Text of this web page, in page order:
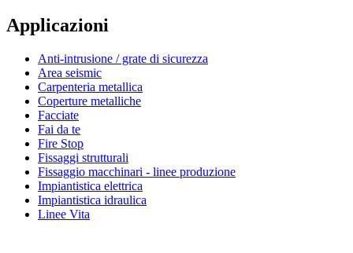
Applicazioni
Anti-intrusione / grate di sicurezza
Area seismic
Carpenteria metallica
Coperture metalliche
Facciate
Fai da te
Fire Stop
Fissaggi strutturali
Fissaggio macchinari - linee produzione
Impiantistica elettrica
Impiantistica idraulica
Linee Vita